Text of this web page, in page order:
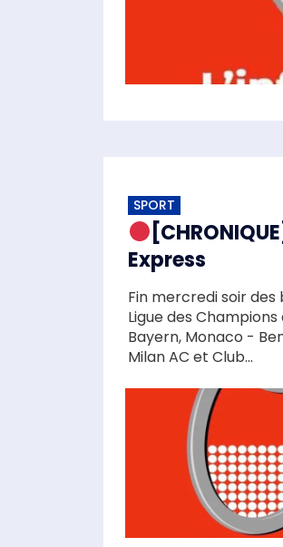
SPORT
Express
Fin mercredi soir
Ligue des
Bayern, Monaco -
Milan AC et Club...